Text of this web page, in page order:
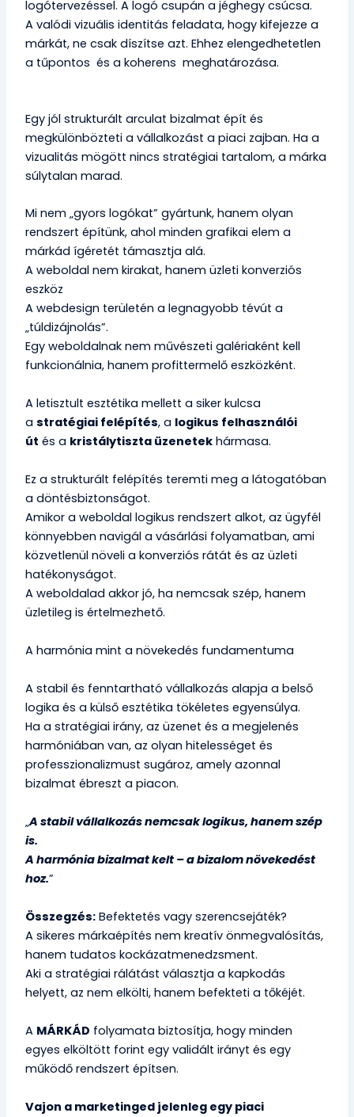
logótervezéssel. A logó csupán a jéghegy csúcsa.
A valódi vizuális identitás feladata, hogy kifejezze a
márkát, ne csak díszítse azt. Ehhez elengedhetetlen
a tűpontos és a koherens meghatározása.
Egy jól strukturált arculat bizalmat épít és
megkülönbözteti a vállalkozást a piaci zajban. Ha a
vizualitás mögött nincs stratégiai tartalom, a márka
súlytalan marad.
Mi nem „gyors logókat” gyártunk, hanem olyan
rendszert építünk, ahol minden grafikai elem a
márkád ígéretét támasztja alá.
A weboldal nem kirakat, hanem üzleti konverziós
eszköz
A webdesign területén a legnagyobb tévút a
„túldizájnolás”.
Egy weboldalnak nem művészeti galériaként kell
funkcionálnia, hanem profittermelő eszközként.
A letisztult esztétika mellett a siker kulcsa
astratégiai felépítés, a logikus felhasználói
út és a kristálytiszta üzenetek hármasa.
Ez a strukturált felépítés teremti meg a látogatóban
a döntésbiztonságot.
Amikor a weboldal logikus rendszert alkot, az ügyfél
könnyebben navigál a vásárlási folyamatban, ami
közvetlenül növeli a konverziós rátát és az üzleti
hatékonyságot.
A weboldalad akkor jó, ha nemcsak szép, hanem
üzletileg is értelmezhető.
A harmónia mint a növekedés fundamentuma
A stabil és fenntartható vállalkozás alapja a belső
logika és a külső esztétika tökéletes egyensúlya.
Ha a stratégiai irány, az üzenet és a megjelenés
harmóniában van, az olyan hitelességet és
professzionalizmust sugároz, amely azonnal
bizalmat ébreszt a piacon.
„A stabil vállalkozás nemcsak logikus, hanem szép
is.
A harmónia bizalmat kelt – a bizalom növekedést
hoz.”
Összegzés: Befektetés vagy szerencsejáték?
A sikeres márkaépítés nem kreatív önmegvalósítás,
hanem tudatos kockázatmenedzsment.
Aki a stratégiai rálátást választja a kapkodás
helyett, az nem elkölti, hanem befekteti a tőkéjét.
A MÁRKÁD folyamata biztosítja, hogy minden
egyes elköltött forint egy validált irányt és egy
működő rendszert építsen.
Vajon a marketinged jelenleg egy piaci